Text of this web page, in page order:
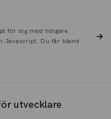
för dig med tidigare
Javascript. Du får bland
utvecklare